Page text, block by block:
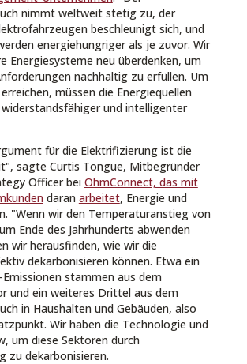
nimmt weltweit stetig zu, der
beschleunigt sich, und
energiehungriger als je zuvor. Wir
Energiesysteme neu überdenken, um
nachhaltig zu erfüllen. Um
müssen die Energiequellen
und intelligenter
für die Elektrifizierung ist die
sagte Curtis Tongue, Mitbegründer
Officer bei OhmConnect, das mit
daran arbeitet, Energie und
"Wenn wir den Temperaturanstieg von
Ende des Jahrhunderts abwenden
wir herausfinden, wie wir die
dekarbonisieren können. Etwa ein
stammen aus dem
und ein weiteres Drittel aus dem
in Haushalten und Gebäuden, also
Wir haben die Technologie und
um diese Sektoren durch
zu dekarbonisieren.